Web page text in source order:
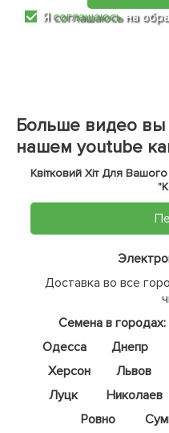
Ясоглашаюсьна
Больше видео вы
нашем youtube
Квітковий Хіт Для
Доставка во все
Семена в городах:
Одесса
Днепр
Херсон
Львов
Луцк
Николаев
Ровно